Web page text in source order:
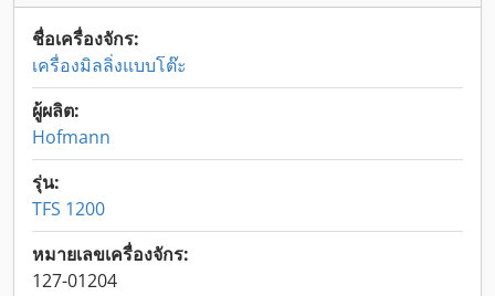
ชื่อเครื่องจักร:
เครื่องมิลลิ่งแบบโต๊ะ
ผู้ผลิต:
Hofmann
รุ่น:
TFS 1200
หมายเลขเครื่องจักร:
127-01204